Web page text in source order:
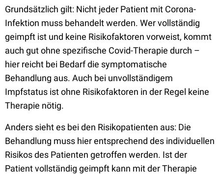
Grundsätzlich gilt: Nicht jeder Patient mit Corona-
Infektion muss behandelt werden. Wer vollständig
geimpft ist und keine Risikofaktoren vorweist, kommt
auch gut ohne spezifische Covid-Therapie durch –
hier reicht bei Bedarf die symptomatische
Behandlung aus. Auch bei unvollständigem
Impfstatus ist ohne Risikofaktoren in der Regel keine
Therapie nötig.
Anders sieht es bei den Risikopatienten aus: Die
Behandlung muss hier entsprechend des individuellen
Risikos des Patienten getroffen werden. Ist der
Patient vollständig geimpft kann mit der Therapie